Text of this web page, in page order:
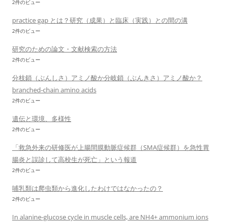
2件のビュー
practice gap とは？研究（成果）と臨床（実践）との間の溝
2件のビュー
研究のための論文・文献検索の方法
2件のビュー
分枝鎖（ぶんしさ）アミノ酸か分岐鎖（ぶんきさ）アミノ酸か？
branched-chain amino acids
2件のビュー
遺伝と環境、多様性
2件のビュー
「救急外来の研修医が上腸間膜動脈症候群（SMA症候群）を急性胃
腸炎と誤診して高校生が死亡」という報道
2件のビュー
哺乳類は爬虫類から進化したわけではなかったの？
2件のビュー
In alanine-glucose cycle in muscle cells, are NH4+ ammonium ions